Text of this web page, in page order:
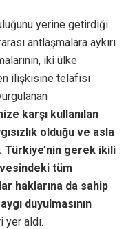
yerine getirdiği
antlaşmalara aykırı
iki ülke
ilişkisine telafisi
karşı kullanılan
olduğu ve asla
gerek ikili
tüm
haklarına da sahip
duyulmasının
yer aldı.